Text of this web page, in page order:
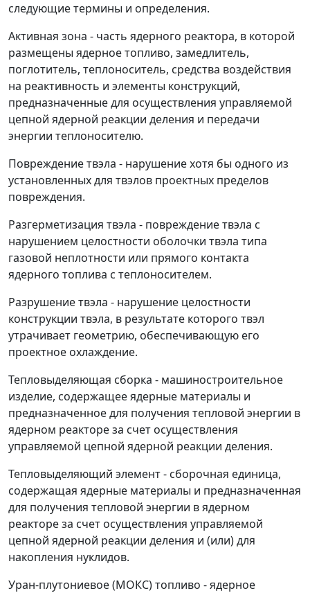
следующие термины и определения.
Активная зона - часть ядерного реактора, в которой
размещены ядерное топливо, замедлитель,
поглотитель, теплоноситель, средства воздействия
на реактивность и элементы конструкций,
предназначенные для осуществления управляемой
цепной ядерной реакции деления и передачи
энергии теплоносителю.
Повреждение твэла - нарушение хотя бы одного из
установленных для твэлов проектных пределов
повреждения.
Разгерметизация твэла - повреждение твэла с
нарушением целостности оболочки твэла типа
газовой неплотности или прямого контакта
ядерного топлива с теплоносителем.
Разрушение твэла - нарушение целостности
конструкции твэла, в результате которого твэл
утрачивает геометрию, обеспечивающую его
проектное охлаждение.
Тепловыделяющая сборка - машиностроительное
изделие, содержащее ядерные материалы и
предназначенное для получения тепловой энергии в
ядерном реакторе за счет осуществления
управляемой цепной ядерной реакции деления.
Тепловыделяющий элемент- сборочная единица,
содержащая ядерные материалы и предназначенная
для получения тепловой энергии в ядерном
реакторе за счет осуществления управляемой
цепной ядерной реакции деления и (или) для
накопления нуклидов.
Уран-плутониевое (МОКС) топливо - ядерное